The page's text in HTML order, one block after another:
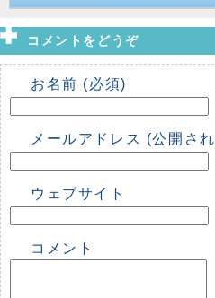
コメントをどうぞ
お名前 (必須)
メールアドレス (公開さ
ウェブサイト
コメント